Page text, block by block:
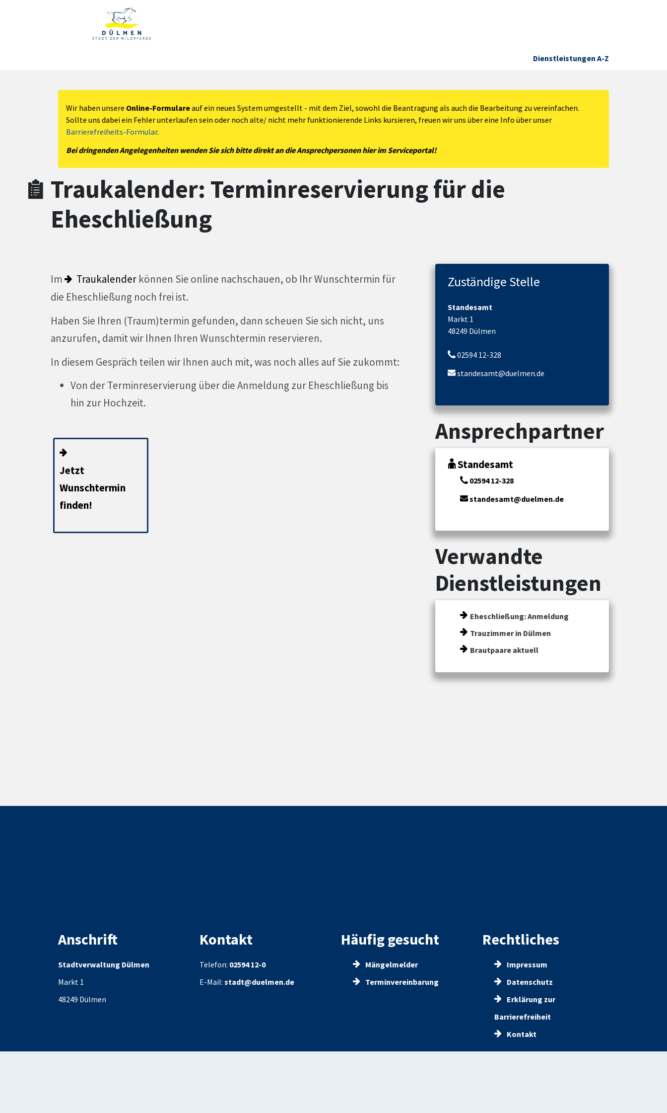
Zum Hauptinhalt
Dienstleistungen A-Z
Wir haben unsere Online-Formulareauf ein neues System umgestellt - mit dem Ziel, sowohl die Beantragung als auch die Bearbeitung zu vereinfachen.
Sollte uns dabei ein Fehler unterlaufen sein oder noch alte/ nicht mehr funktionierende Links kursieren, freuen wir uns über eine Info über unser
Barrierefreiheits-Formular.
Bei dringenden Angelegenheiten wenden Sie sich bitte direkt an die Ansprechpersonen hier im Serviceportal!
Traukalender: Terminreservierung für die
Eheschließung
Im Traukalender können Sie online nachschauen, ob Ihr Wunschtermin für
die Eheschließung noch frei ist.
Haben Sie Ihren (Traum)termin gefunden, dann scheuen Sie sich nicht, uns
anzurufen, damit wir Ihnen Ihren Wunschtermin reservieren.
In diesem Gespräch teilen wir Ihnen auch mit, was noch alles auf Sie zukommt:
Von der Terminreservierung über die Anmeldung zur Eheschließung bis
hin zur Hochzeit.
Jetzt
Wunschtermin
finden!
Zuständige Stelle
Standesamt
Markt 1
48249 Dülmen
02594 12-328
standesamt@duelmen.de
Ansprechpartner
Standesamt
02594 12-328
standesamt@duelmen.de
Verwandte
Dienstleistungen
Eheschließung: Anmeldung
Trauzimmer in Dülmen
Brautpaare aktuell
Anschrift
Stadtverwaltung Dülmen
Markt 1
48249 Dülmen
Kontakt
Telefon: 02594 12-0
E-Mail: stadt@duelmen.de
Häufig gesucht
Mängelmelder
Terminvereinbarung
Rechtliches
Impressum
Datenschutz
Erklärung zur
Barrierefreiheit
Kontakt